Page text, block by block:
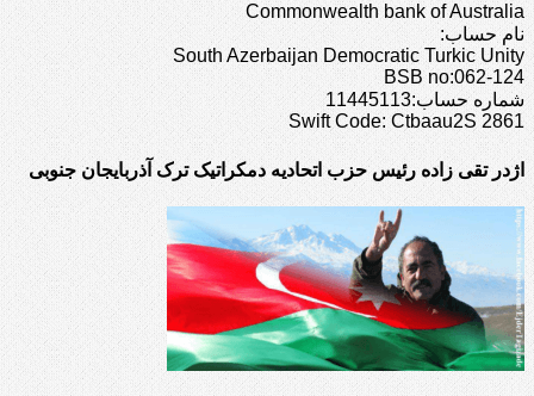
Commonwealth bank of Australia
نام حساب:
South Azerbaijan Democratic Turkic Unity
BSB no:062-124
شماره حساب:11445113
Swift Code: Ctbaau2S 2861
اژدر تقی زاده رئیس حزب اتحادیه دمکراتیک ترک آذربایجان جنوبی